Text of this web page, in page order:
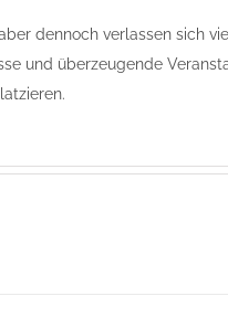
dennoch verlassen sich
und überzeugende